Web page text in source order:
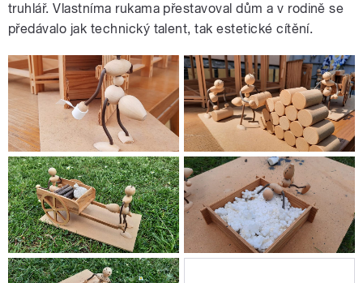
truhlář. Vlastníma rukama přestavoval dům a v rodině se
předávalo jak technický talent, tak estetické cítění.